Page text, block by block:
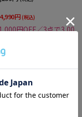
4,990円 (税込)
円OFF／3点で3,00